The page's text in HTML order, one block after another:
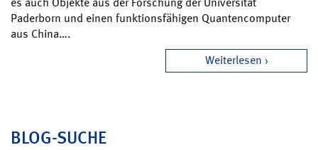
Paderborn und einen funktionsfähigen Quantencomputer
aus China….
Weiterlesen
BLOG-SUCHE